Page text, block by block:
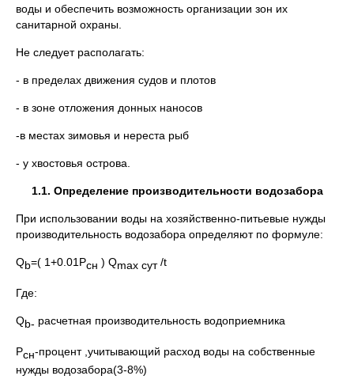
воды и обеспечить возможность организации зон их
санитарной охраны.
Не следует располагать:
- в пределах движения судов и плотов
- в зоне отложения донных наносов
-в местах зимовья и нереста рыб
- у хвостовья острова.
1.1. Определение производительности водозабора
При использовании воды на хозяйственно-питьевые нужды
производительность водозабора определяют по формуле:
Qb=( 1+0.01Pсн ) Qmax сут/t
Где:
Qb- расчетная производительность водоприемника
Pсн-процент ,учитывающий расход воды на собственные
нужды водозабора(3-8%)